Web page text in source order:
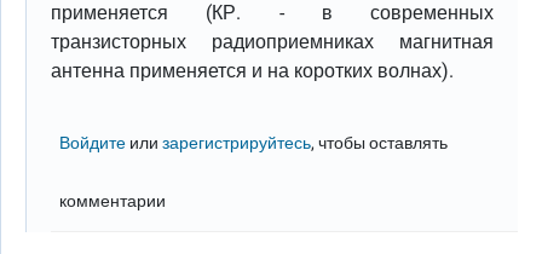
применяется (КР. - в современных
транзисторных радиоприемниках магнитная
антенна применяется и на коротких волнах).
Войдите илизарегистрируйтесь, чтобы оставлять
комментарии